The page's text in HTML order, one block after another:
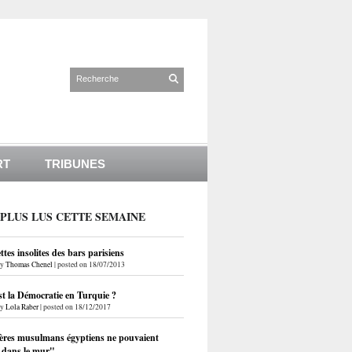
TRIBUNES
LUS CETTE SEMAINE
insolites des bars parisiens
Thomas Chenel |posted on 18/07/2013
la Démocratie en Turquie ?
Lola Raber|posted on 18/12/2017
musulmans égyptiens ne pouvaient